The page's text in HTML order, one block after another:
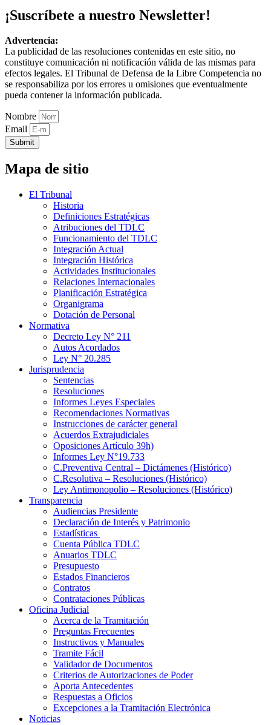
¡Suscríbete a nuestro Newsletter!
Advertencia:
La publicidad de las resoluciones contenidas en este sitio, no
constituye comunicación ni notificación válida de las mismas para
efectos legales. El Tribunal de Defensa de la Libre Competencia no
se responsabiliza por los errores u omisiones que eventualmente
pueda contener la información publicada.
Nombre
Email
Submit
Mapa de sitio
El Tribunal
Historia
Definiciones Estratégicas
Atribuciones del TDLC
Funcionamiento del TDLC
Integración Actual
Integración Histórica
Actividades Institucionales
Relaciones Internacionales
Planificación Estratégica
Organigrama
Dotación de Personal
Normativa
Decreto Ley N° 211
Autos Acordados
Ley N° 20.285
Jurisprudencia
Sentencias
Resoluciones
Informes Leyes Especiales
Recomendaciones Normativas
Instrucciones de carácter general
Acuerdos Extrajudiciales
Oposiciones Artículo 39h)
Informes Ley N°19.733
C.Preventiva Central – Dictámenes (Histórico)
C.Resolutiva – Resoluciones (Histórico)
Ley Antimonopolio – Resoluciones (Histórico)
Transparencia
Audiencias Presidente
Declaración de Interés y Patrimonio
Estadísticas
Cuenta Pública TDLC
Anuarios TDLC
Presupuesto
Estados Financieros
Contratos
Contrataciones Públicas
Oficina Judicial
Acerca de la Tramitación
Preguntas Frecuentes
Instructivos y Manuales
Tramite Fácil
Validador de Documentos
Criterios de Autorizaciones de Poder
Aporta Antecedentes
Respuestas a Oficios
Excepciones a la Tramitación Electrónica
Noticias